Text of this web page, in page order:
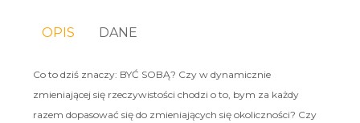
OPIS DANE
Co to dziś znaczy: BYĆ SOBĄ? Czy w dynamicznie
zmieniającej się rzeczywistości chodzi o to, bym za każdy
razem dopasować się do zmieniających się okoliczności? Czy